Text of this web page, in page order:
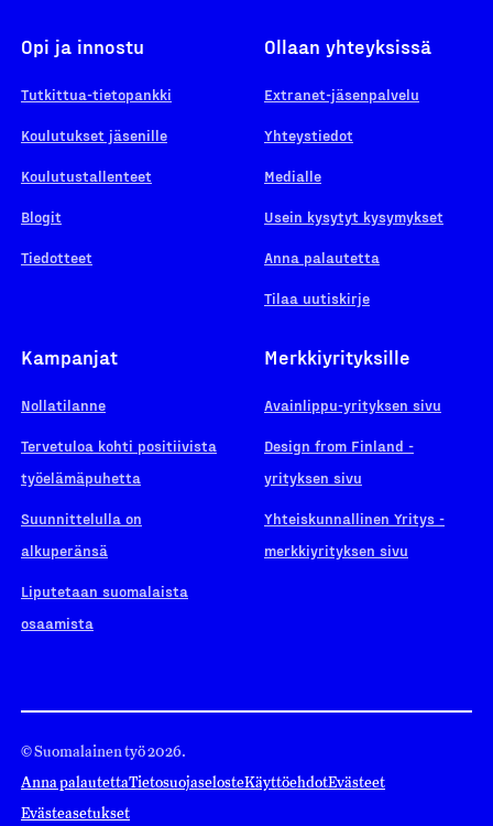
Opi ja innostu
Tutkittua-tietopankki
Koulutukset jäsenille
Koulutustallenteet
Blogit
Tiedotteet
Ollaan yhteyksissä
Extranet-jäsenpalvelu
Yhteystiedot
Medialle
Usein kysytyt kysymykset
Anna palautetta
Tilaa uutiskirje
Kampanjat
Nollatilanne
Tervetuloa kohti positiivista
työelämäpuhetta
Suunnittelulla on
alkuperänsä
Liputetaan suomalaista
osaamista
Merkkiyrityksille
Avainlippu-yrityksen sivu
Design from Finland -
yrityksen sivu
Yhteiskunnallinen Yritys -
merkkiyrityksen sivu
© Suomalainen työ 2026.
Anna palautettaTietosuojaselosteKäyttöehdotEvästeet
Evästeasetukset